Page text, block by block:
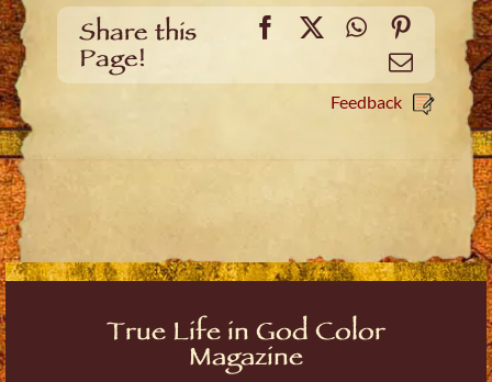
Share this
Page!
FacebookWhatsApp
Email
Feedback
True Life in God Color
Magazine